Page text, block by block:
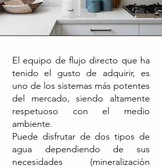
El equipo de flujo directo que ha
tenido el gusto de adquirir, es
uno de los sistemas más potentes
del mercado, siendo altamente
respetuoso con el medio
ambiente.
Puede disfrutar de dos tipos de
agua dependiendo de sus
necesidades (mineralización